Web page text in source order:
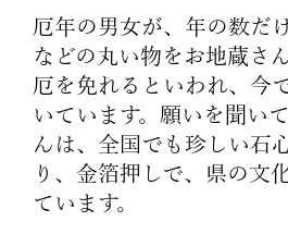
厄年の男女が、年の数だ
などの丸い物をお地蔵さ
厄を免れるといわれ、今
いています。願いを聞い
んは、全国でも珍しい石
り、金箔押しで、県の文
ています。